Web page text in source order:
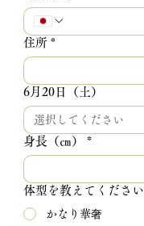
住所 *
6月20日（土）
身長（㎝） *
体型を教えてください
かなり華奢